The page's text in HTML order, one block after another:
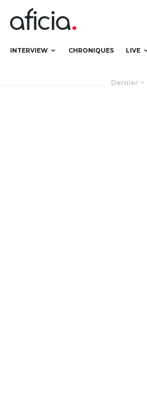
INTERVIEW CHRONIQUES LIVE
Dernier